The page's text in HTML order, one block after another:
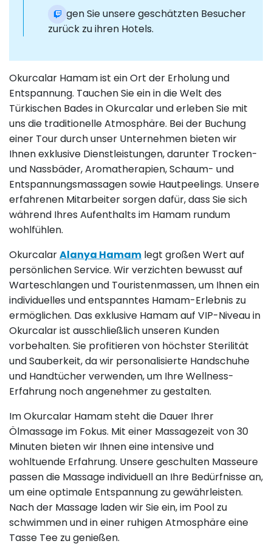
Bringen Sie unsere geschätzten Besucher
zurück zu ihren Hotels.
Okurcalar Hamam ist ein Ort der Erholung und
Entspannung. Tauchen Sie ein in die Welt des
Türkischen Bades in Okurcalar und erleben Sie mit
uns die traditionelle Atmosphäre. Bei der Buchung
einer Tour durch unser Unternehmen bieten wir
Ihnen exklusive Dienstleistungen, darunter Trocken-
und Nassbäder, Aromatherapien, Schaum- und
Entspannungsmassagen sowie Hautpeelings. Unsere
erfahrenen Mitarbeiter sorgen dafür, dass Sie sich
während Ihres Aufenthalts im Hamam rundum
wohlfühlen.
OkurcalarAlanya Hamam legt großen Wert auf
persönlichen Service. Wir verzichten bewusst auf
Warteschlangen und Touristenmassen, um Ihnen ein
individuelles und entspanntes Hamam-Erlebnis zu
ermöglichen. Das exklusive Hamam auf VIP-Niveau in
Okurcalar ist ausschließlich unseren Kunden
vorbehalten. Sie profitieren von höchster Sterilität
und Sauberkeit, da wir personalisierte Handschuhe
und Handtücher verwenden, um Ihre Wellness-
Erfahrung noch angenehmer zu gestalten.
Im Okurcalar Hamam steht die Dauer Ihrer
Ölmassage im Fokus. Mit einer Massagezeit von 30
Minuten bieten wir Ihnen eine intensive und
wohltuende Erfahrung. Unsere geschulten Masseure
passen die Massage individuell an Ihre Bedürfnisse an,
um eine optimale Entspannung zu gewährleisten.
Nach der Massage laden wir Sie ein, im Pool zu
schwimmen und in einer ruhigen Atmosphäre eine
Tasse Tee zu genießen.